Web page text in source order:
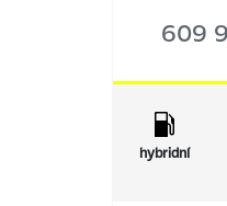
609
hybridní